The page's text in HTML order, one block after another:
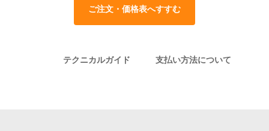
ご注文・価格表へすすむ
テクニカルガイド 支払い方法について